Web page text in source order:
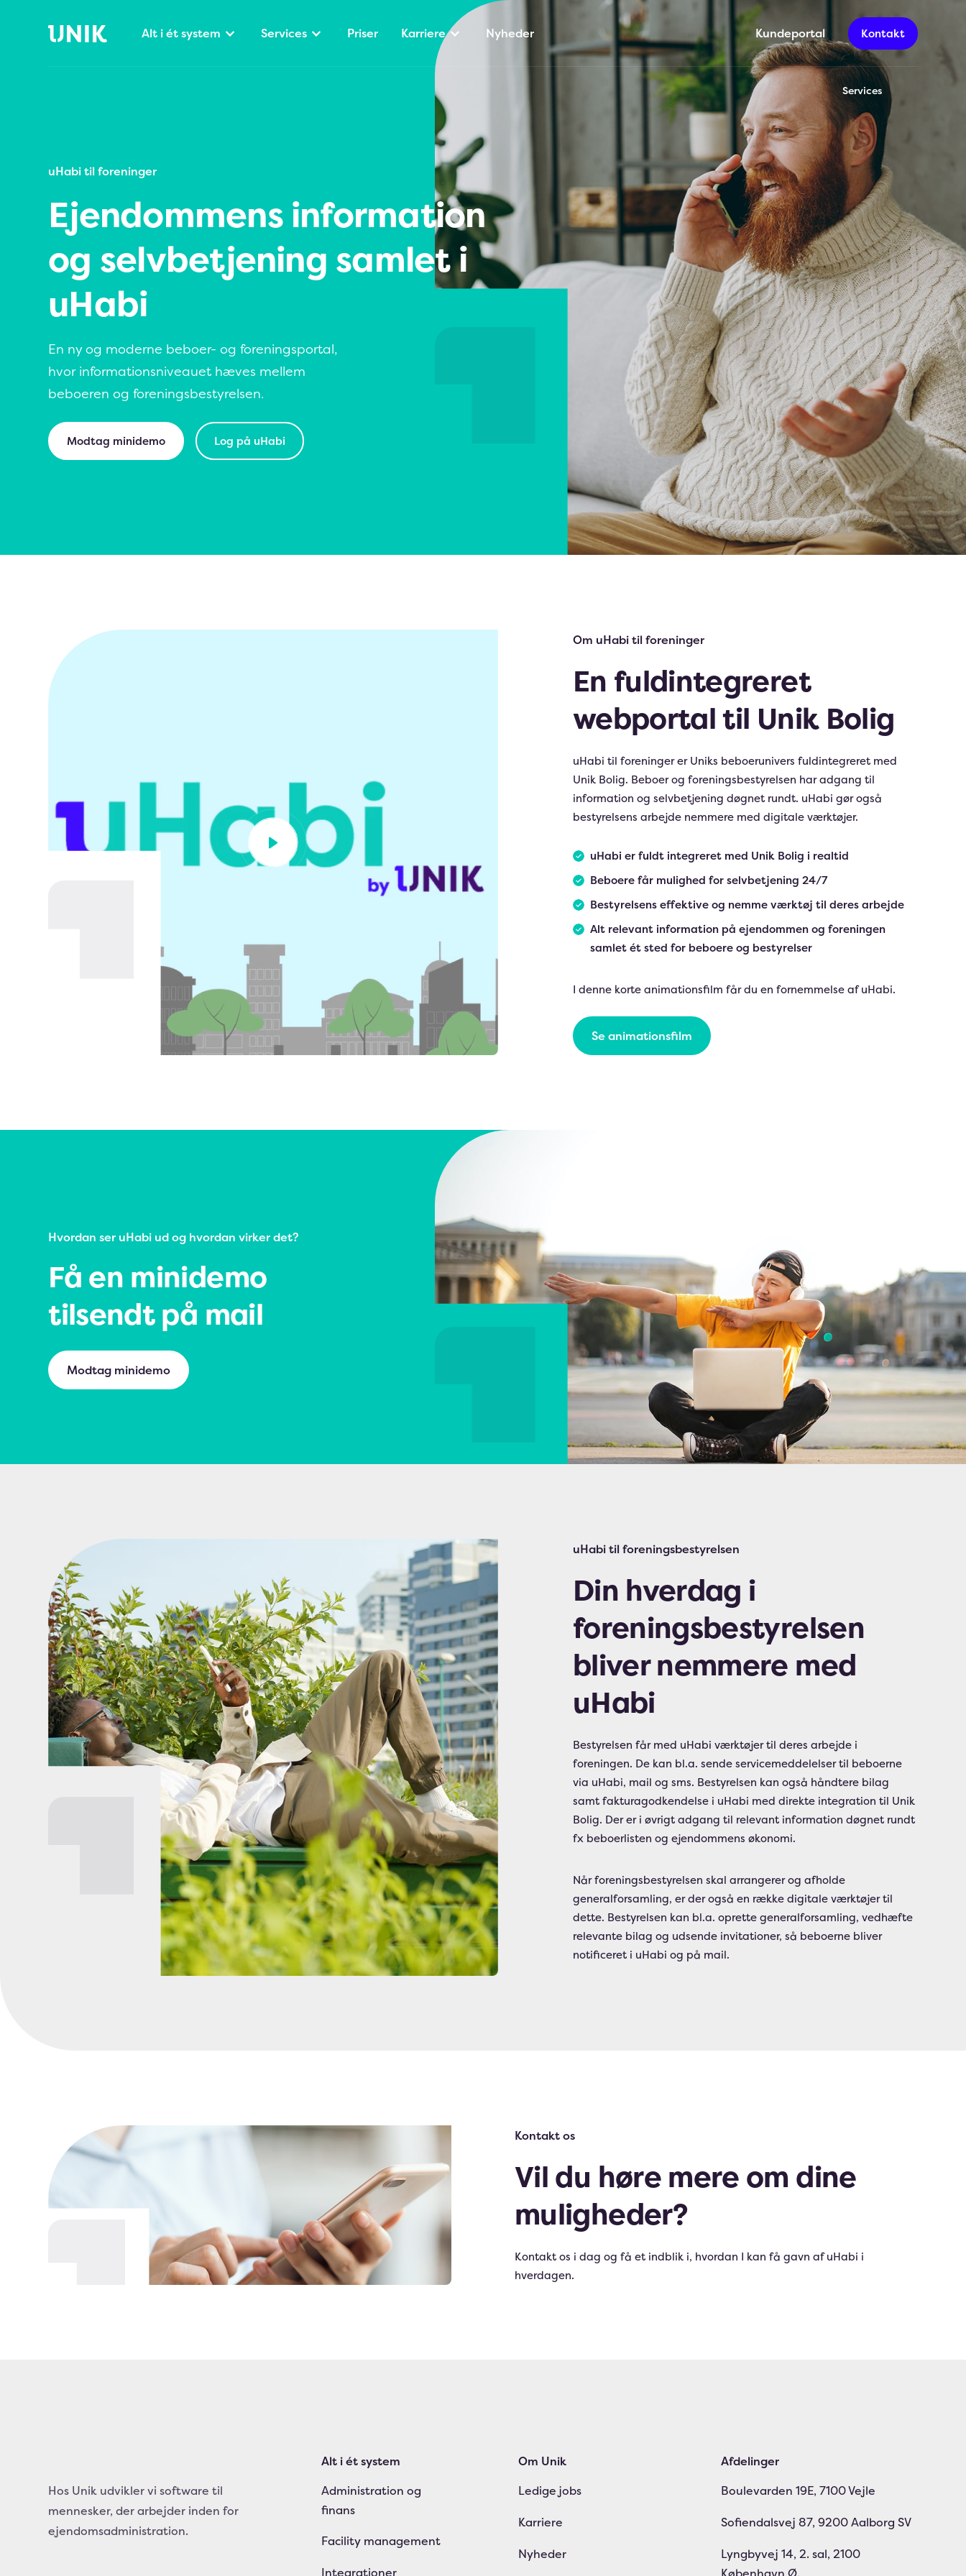
Alt i ét system Services Priser Karriere Nyheder Kundeportal Kontakt
Services
uHabi til foreninger
Ejendommens information
og selvbetjening samlet i
uHabi
En ny og moderne beboer- og foreningsportal,
hvor informationsniveauet hæves mellem
beboeren og foreningsbestyrelsen.
Modtag minidemo Log på uHabi
Om uHabi til foreninger
En fuldintegreret
webportal til Unik Bolig
uHabi til foreninger er Uniks beboerunivers fuldintegreret med
Unik Bolig. Beboer og foreningsbestyrelsen har adgang til
information og selvbetjening døgnet rundt. uHabi gør også
bestyrelsens arbejde nemmere med digitale værktøjer.
uHabi er fuldt integreret med Unik Bolig i realtid
Beboere får mulighed for selvbetjening 24/7
Bestyrelsens effektive og nemme værktøj til deres arbejde
Alt relevant information på ejendommen og foreningen
samlet ét sted for beboere og bestyrelser
I denne korte animationsfilm får du en fornemmelse af uHabi.
Se animationsfilm
Hvordan ser uHabi ud og hvordan virker det?
Få en minidemo
tilsendt på mail
Modtag minidemo
uHabi til foreningsbestyrelsen
Din hverdag i
foreningsbestyrelsen
bliver nemmere med
uHabi
Bestyrelsen får med uHabi værktøjer til deres arbejde i
foreningen. De kan bl.a. sende servicemeddelelser til beboerne
via uHabi, mail og sms. Bestyrelsen kan også håndtere bilag
samt fakturagodkendelse i uHabi med direkte integration til Unik
Bolig. Der er i øvrigt adgang til relevant information døgnet rundt
fx beboerlisten og ejendommens økonomi.
Når foreningsbestyrelsen skal arrangerer og afholde
generalforsamling, er der også en række digitale værktøjer til
dette. Bestyrelsen kan bl.a. oprette generalforsamling, vedhæfte
relevante bilag og udsende invitationer, så beboerne bliver
notificeret i uHabi og på mail.
Kontakt os
Vil du høre mere om dine
muligheder?
Kontakt os i dag og få et indblik i, hvordan I kan få gavn af uHabi i
hverdagen.
Hos Unik udvikler vi software til
mennesker, der arbejder inden for
ejendomsadministration.
Alt i ét system
Administration og
finans
Facility management
Integrationer
Om Unik
Ledige jobs
Karriere
Nyheder
Afdelinger
Boulevarden 19E, 7100 Vejle
Sofiendalsvej 87, 9200 Aalborg SV
Lyngbyvej 14, 2. sal, 2100
København Ø.